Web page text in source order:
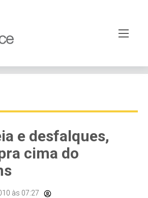
e desfalques,
cima do
às 07:27